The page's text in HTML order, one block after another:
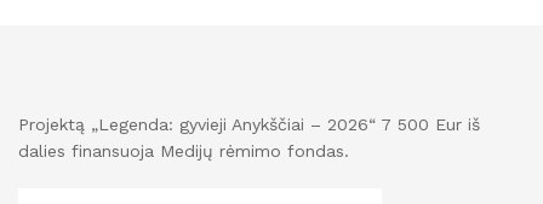
Projektą „Legenda: gyvieji Anykščiai – 2026“ 7 500 Eur iš
dalies finansuoja Medijų rėmimo fondas.